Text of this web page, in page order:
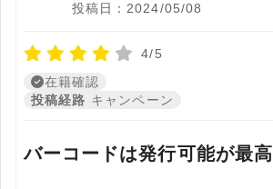
投稿日：2024/05/08
4/5
在籍確認
投稿経路 キャンペーン
バーコードは発行可能が最高